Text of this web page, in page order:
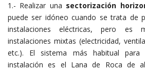
1.- Realizar una sectorización
puede ser idóneo cuando se trata de
instalaciones eléctricas, pero es
instalaciones mixtas (electricidad,
etc.). El sistema más habitual
instalación es el Lana de Roca de